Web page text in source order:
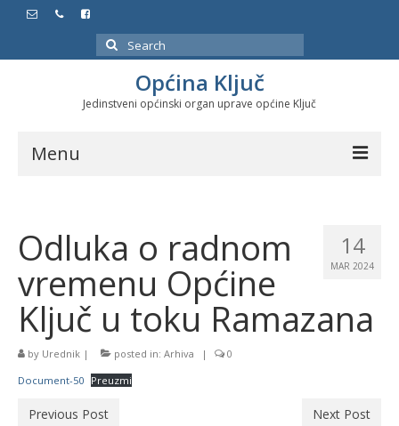
Search
for:
Općina Ključ
Jedinstveni općinski organ uprave općine Ključ
Menu
Službeni glasnici
Javne nabavke
Značajni datumi i manifestacije
Program energetske efikasnosti u stambenom
sektoru
14
MAR 2024
Odluka o radnom
vremenu Općine
Ključ u toku Ramazana
by Urednik | posted in: Arhiva |
0
Document-50 Preuzmi
Previous Post Next Post